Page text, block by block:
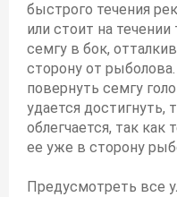
быстрого течения
или стоит на течении
семгу в бок,
сторону от
повернуть семгу
удается достигнуть,
облегчается, так как
ее уже в сторону
Предусмотреть все